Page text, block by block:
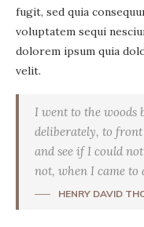
fugit, sed quia
voluptatem sequi
dolorem ipsum quia
velit.
I went to the woods
deliberately, to
and see if I could
not, when I came to
HENRY DAVID